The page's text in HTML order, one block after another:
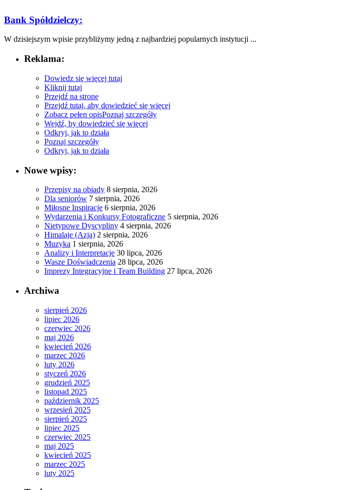
Bank Spółdzielczy:
W dzisiejszym wpisie przybliżymy jedną z najbardziej popularnych instytucji ...
Reklama:
Dowiedz się więcej tutaj
Kliknij tutaj
Przejdź na stronę
Przejdź tutaj, aby dowiedzieć się więcej
Zobacz pełen opisPoznaj szczegóły
Wejdź, by dowiedzieć się więcej
Odkryj, jak to działa
Poznaj szczegóły
Odkryj, jak to działa
Nowe wpisy:
Przepisy na obiady 8 sierpnia, 2026
Dla seniorów 7 sierpnia, 2026
Miłosne Inspiracje 6 sierpnia, 2026
Wydarzenia i Konkursy Fotograficzne 5 sierpnia, 2026
Nietypowe Dyscypliny 4 sierpnia, 2026
Himalaje (Azja) 2 sierpnia, 2026
Muzyka 1 sierpnia, 2026
Analizy i Interpretacje 30 lipca, 2026
Wasze Doświadczenia 28 lipca, 2026
Imprezy Integracyjne i Team Building 27 lipca, 2026
Archiwa
sierpień 2026
lipiec 2026
czerwiec 2026
maj 2026
kwiecień 2026
marzec 2026
luty 2026
styczeń 2026
grudzień 2025
listopad 2025
październik 2025
wrzesień 2025
sierpień 2025
lipiec 2025
czerwiec 2025
maj 2025
kwiecień 2025
marzec 2025
luty 2025